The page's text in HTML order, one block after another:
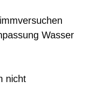
Wasser
nicht